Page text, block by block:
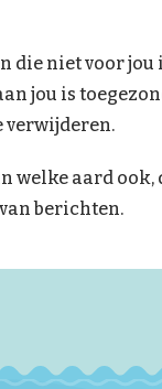
niet voor jou
jou is
verwijderen.
welke aard ook,
berichten.